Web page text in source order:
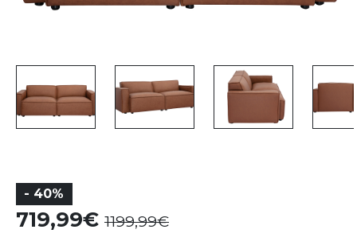
- 40%
719,99 1199,99